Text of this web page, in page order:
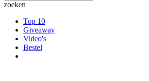
zoeken
Top 10
Giveaway
Video's
Bestel